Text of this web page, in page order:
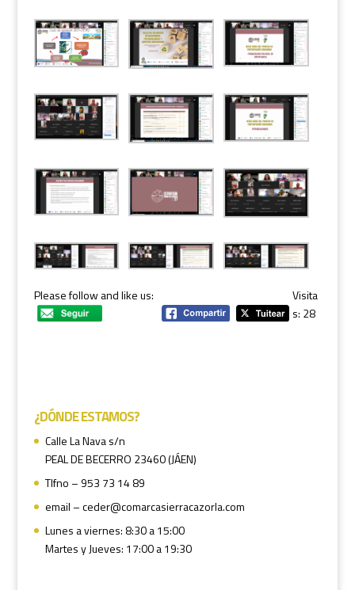
Please follow and like us:
Visita
s: 28
¿DÓNDE ESTAMOS?
Calle La Nava s/n
PEAL DE BECERRO 23460 (JÁEN)
Tlfno – 953 73 14 89
email – ceder@comarcasierracazorla.com
Lunes a viernes: 8:30 a 15:00
Martes y Jueves: 17:00 a 19:30